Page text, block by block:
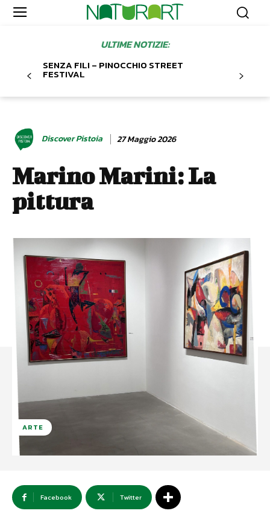
ULTIME NOTIZIE:
SENZA FILI – PINOCCHIO STREET
FESTIVAL
Discover Pistoia 27 Maggio 2026
Marino Marini: La
pittura
ARTE
Facebook Twitter